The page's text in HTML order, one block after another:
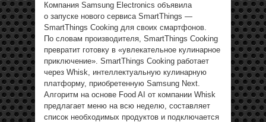
Компания Samsung Electronics объявила
о запуске нового сервиса SmartThings —
SmartThings Cooking для своих смартфонов.
По словам производителя, SmartThings Cooking
превратит готовку в «увлекательное кулинарное
приключение». SmartThings Cooking работает
через Whisk, интеллектуальную кулинарную
платформу, приобретенную Samsung Next.
Алгоритм на основе Food AI от компании Whisk
предлагает меню на всю неделю, составляет
список необходимых продуктов и подключается